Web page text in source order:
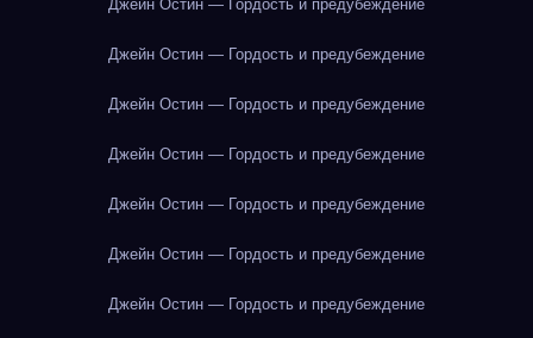
Джейн Остин — Гордость и предубеждение
Джейн Остин — Гордость и предубеждение
Джейн Остин — Гордость и предубеждение
Джейн Остин — Гордость и предубеждение
Джейн Остин — Гордость и предубеждение
Джейн Остин — Гордость и предубеждение
Джейн Остин — Гордость и предубеждение